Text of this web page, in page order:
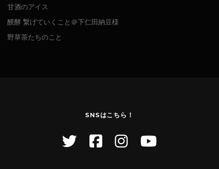
甘酒のアイス
醗酵 繋げていくこと＠下仁田納豆様
野草茶たちのこと
SNSはこちら！